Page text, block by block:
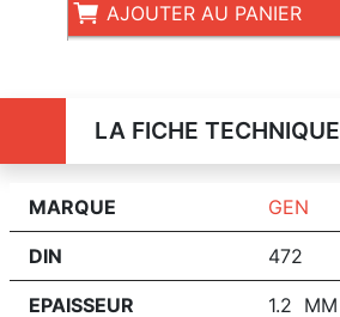
AJOUTER AU PANIER
LA FICHE TECHNIQUE
MARQUE GEN
DIN 472
EPAISSEUR 1.2 MM